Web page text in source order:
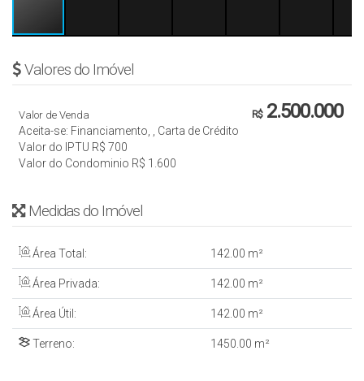
Valores do Imóvel
R$2.500.000
Valor de Venda
Aceita-se: Financiamento, , Carta de Crédito
Valor do IPTU R$ 700
Valor do Condominio R$ 1.600
Medidas do Imóvel
Área Total: 142.00 m²
Área Privada: 142.00 m²
Área Útil: 142.00 m²
Terreno: 1450.00 m²